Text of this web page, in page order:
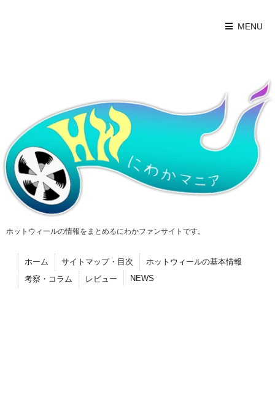
MENU
ホットウィールの情報をまとめるにわかファンサイトです。
ホーム サイトマップ・目次
ホットウィールの基本情報
考察・コラム
レビュー NEWS